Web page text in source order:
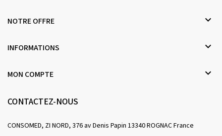
NOTRE OFFRE 
INFORMATIONS 
MON COMPTE 
CONTACTEZ-NOUS
CONSOMED, ZI NORD, 376 av Denis Papin 13340 ROGNAC France